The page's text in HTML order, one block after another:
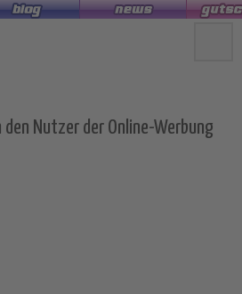
Nutzer der Online-Werbung